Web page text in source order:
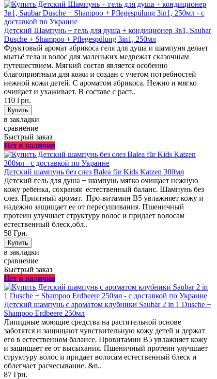
Детский Шампунь + гель для душа + кондиционер 3в1, Saubar
Dusche + Shampoo + Pflegespülung 3in1, 250мл
Фруктовый аромат абрикоса геля для душа и шампуня делает
мытьё тела и волос для маленьких медвежат сказочным
путешествием. Мягкий состав является особенно
благоприятным для кожи и создан с учетом потребностей
нежной кожи детей. С ароматом абрикоса. Нежно и мягко
очищает и ухаживает. В составе с раст..
110 Грн.
в закладки
сравнение
Быстрый заказ
Нет в наличии
Детский шампунь без слез Balea für Kids Katzen 300мл
Детский гель для душа + шампунь мягко очищает нежную
кожу ребенка, сохраняя естественный баланс. Шампунь без
слез. Приятный аромат. Про-витамин В5 увлажняет кожу и
надежно защищает ее от пересушивания. Пшеничный
протеин улучшает структуру волос и придает волосам
естественный блеск,обл..
58 Грн.
в закладки
сравнение
Быстрый заказ
Нет в наличии
Детский шампунь с ароматом клубники Saubar 2 in 1 Dusche +
Shampoo Erdbeere 250мл
Липидные моющие средства на растительной основе
заботятся и защищают чувствительную кожу детей и держат
его в естественном балансе. Провитамин В5 увлажняет кожу
и защищает ее от высыхания. Пшеничный протеин улучшает
структуру волос и придает волосам естественный блеск и
облегчает расчесывание. &n..
87 Грн.